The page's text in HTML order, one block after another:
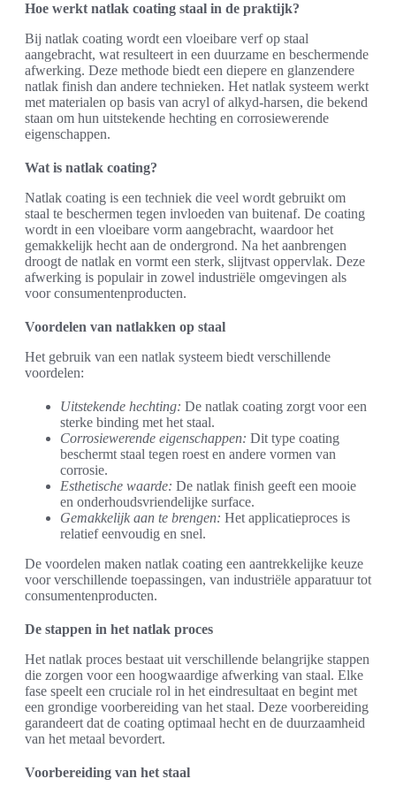
Hoe werkt natlak coating staal in de praktijk?
Bij natlak coating wordt een vloeibare verf op staal
aangebracht, wat resulteert in een duurzame en beschermende
afwerking. Deze methode biedt een diepere en glanzendere
natlak finish dan andere technieken. Het natlak systeem werkt
met materialen op basis van acryl of alkyd-harsen, die bekend
staan om hun uitstekende hechting en corrosiewerende
eigenschappen.
Wat is natlak coating?
Natlak coating is een techniek die veel wordt gebruikt om
staal te beschermen tegen invloeden van buitenaf. De coating
wordt in een vloeibare vorm aangebracht, waardoor het
gemakkelijk hecht aan de ondergrond. Na het aanbrengen
droogt de natlak en vormt een sterk, slijtvast oppervlak. Deze
afwerking is populair in zowel industriële omgevingen als
voor consumentenproducten.
Voordelen van natlakken op staal
Het gebruik van een natlak systeem biedt verschillende
voordelen:
Uitstekende hechting: De natlak coating zorgt voor een
sterke binding met het staal.
Corrosiewerende eigenschappen: Dit type coating
beschermt staal tegen roest en andere vormen van
corrosie.
Esthetische waarde: De natlak finish geeft een mooie
en onderhoudsvriendelijke surface.
Gemakkelijk aan te brengen: Het applicatieproces is
relatief eenvoudig en snel.
De voordelen maken natlak coating een aantrekkelijke keuze
voor verschillende toepassingen, van industriële apparatuur tot
consumentenproducten.
De stappen in het natlak proces
Het natlak proces bestaat uit verschillende belangrijke stappen
die zorgen voor een hoogwaardige afwerking van staal. Elke
fase speelt een cruciale rol in het eindresultaat en begint met
een grondige voorbereiding van het staal. Deze voorbereiding
garandeert dat de coating optimaal hecht en de duurzaamheid
van het metaal bevordert.
Voorbereiding van het staal